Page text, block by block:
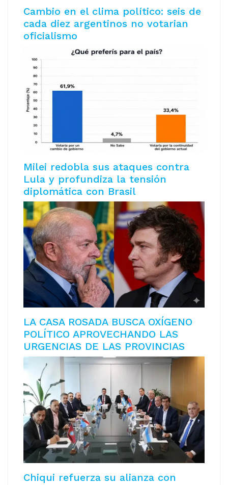
Cambio en el clima político: seis de
cada diez argentinos no votarian
oficialismo
Milei redobla sus ataques contra
Lula y profundiza la tensión
diplomática con Brasil
LA CASA ROSADA BUSCA OXÍGENO
POLÍTICO APROVECHANDO LAS
URGENCIAS DE LAS PROVINCIAS
Chiqui refuerza su alianza con